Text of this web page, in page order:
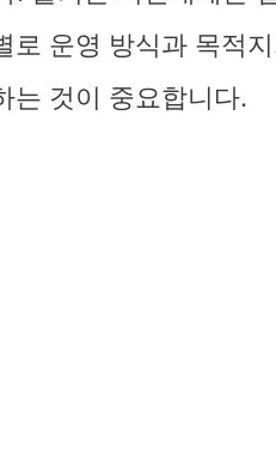
로 운영 방식과 목적
는 것이 중요합니다.